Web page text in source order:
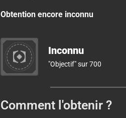
Obtention encore inconnu
Inconnu
"Objectif" sur 700
Comment l'obtenir ?